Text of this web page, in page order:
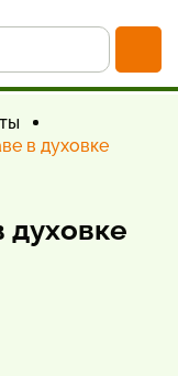
в духовке
духовке